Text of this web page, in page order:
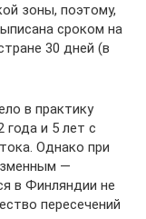
зоны, поэтому,
сроком на
30 дней (в
в практику
и 5 лет с
Однако при
—
в Финляндии не
пересечений